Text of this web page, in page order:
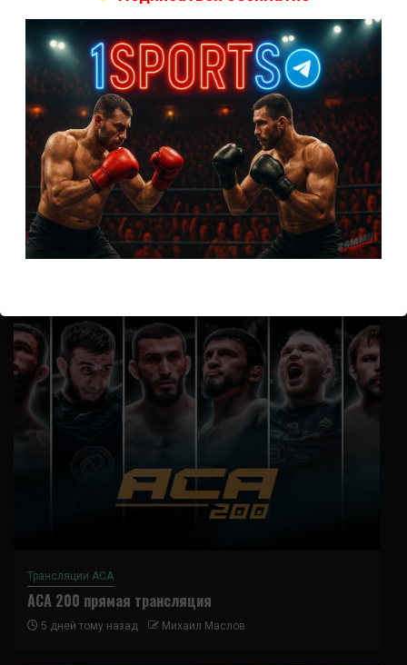
А как смотреть с ноутбука?
Анонимно кРасписание боев UFC
Кусок говна ты, существом даже нельзя ,такое как ты назвать!
АнонимнокКонор МакГрегор
УЧ
АнонимнокРэнди Браун — Николас Далби
не запускается ни один бой, реклама есть, а когда
заканчивается начинается загрузка видео длиною в жизнь.
Исправьте пожалуйста
Трансляции ACA
ACA 200 прямая трансляция
5 дней тому назад Михаил Маслов